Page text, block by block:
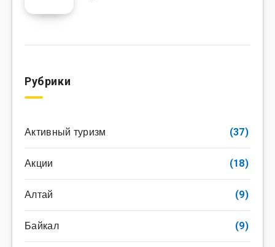
Рубрики
Активный туризм (37)
Акции (18)
Алтай (9)
Байкал (9)